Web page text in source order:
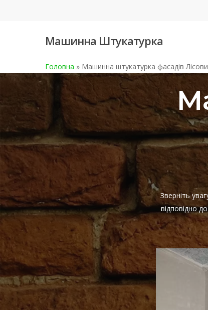
Машинна Штукатурка
Головна » Машинна штукатурка фасадів
Зверніть
відповідно